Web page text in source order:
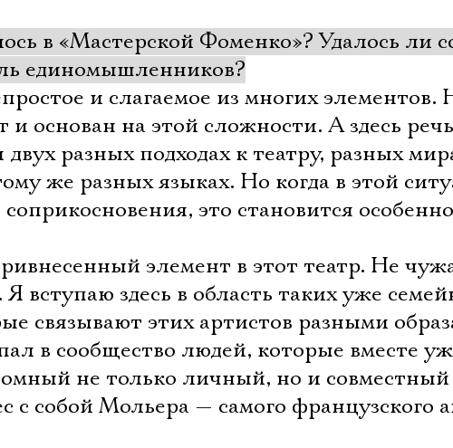
в «Мастерской Фоменко»? Удалось ли
единомышленников?
и слагаемое из многих элементов.
и основан на этой сложности. А здесь
двух разных подходах к театру, разных
же разных языках. Но когда в этой
это становится особенно
элемент в этот театр. Не
вступаю здесь в область таких уже
связывают этих артистов разными
в сообщество людей, которые вместе
не только личный, но и
с собой Мольера — самого французского